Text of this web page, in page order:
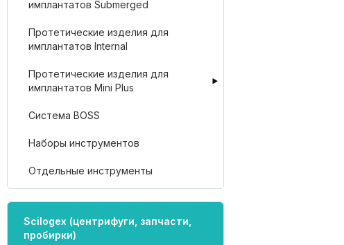
имплантатов Submerged
Протетические изделия для
имплантатов Internal
Протетические изделия для
имплантатов Mini Plus
Система BOSS
Наборы инструментов
Отдельные инструменты
Scilogex (центрифуги, запчасти,
пробирки)